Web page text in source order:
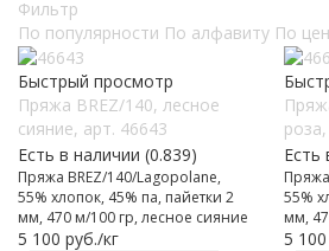
Фильтр
По популярности По алфавиту По
Быстрый просмотр
Пряжа BREZ/140, лесное
сияние, арт. 46643
Есть в наличии (0.839)
Пряжа BREZ/140/Lagopolane,
55% хлопок, 45% па, пайетки 2
мм, 470 м/100 гр, лесное сияние
5 100 руб./кг
Есть
55%
мм,
5 100